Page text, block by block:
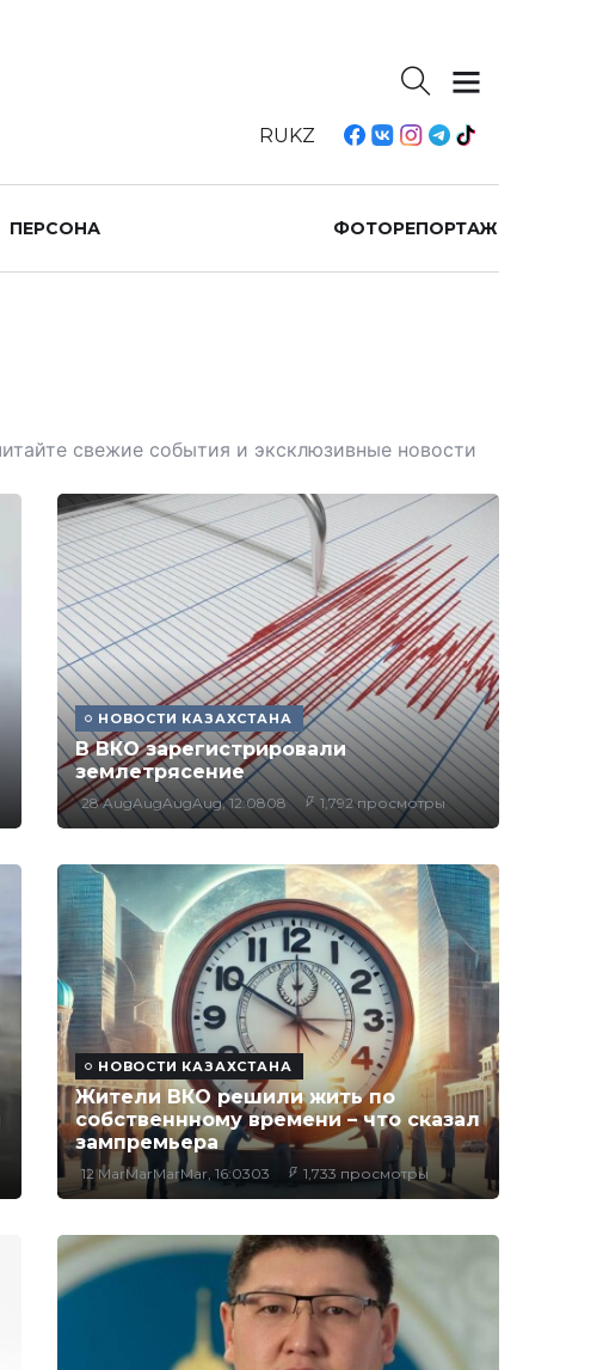
RUKZ
ПЕРСОНА ФОТОРЕПОРТАЖ
свежие события и эксклюзивные новости
НОВОСТИ КАЗАХСТАНА
В ВКО зарегистрировали
землетрясение
28 AugAugAugAug, 12:0808 1,792 просмотры
НОВОСТИ КАЗАХСТАНА
Жители ВКО решили жить по
собственнному времени – что сказал
зампремьера
12 MarMarMarMar, 16:0303 1,733 просмотры